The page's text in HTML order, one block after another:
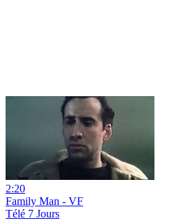
2:20
Family Man - VF
Télé 7 Jours